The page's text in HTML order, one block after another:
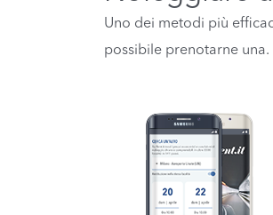
Uno dei metodi più
possibile prenotarne una.